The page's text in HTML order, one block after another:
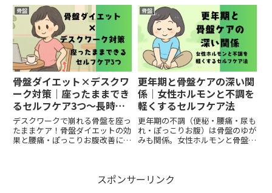
の芯からぽかぽかに。
骨盤
骨盤ダイエット×デスクワ
ーク対策｜座ったままでき
るセルフケア3つ～長時間
座っても姿勢美人！ぽっこ
りお腹・腰痛・代謝低下を
予防する骨盤ケア～
デスクワークで崩れる骨盤を座っ
たままケア！骨盤ダイエットの効
果と腰痛・ぽっこりお腹改善につ
骨盤
更年期と骨盤ケアの深い関
係｜女性ホルモンと不調を
軽くするセルフケア法
更年期の不調（便秘・腰痛・尿も
れ・ぽっこりお腹）は骨盤のゆが
みも関係。女性ホルモンと骨盤の
スポンサーリンク